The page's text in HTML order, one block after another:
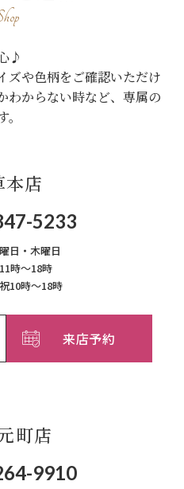
♪
ズや色柄をご確認いただけ
わからない時など、専属の
本店
5233
日・木曜日
時～18時
10時～18時
来店予約
町店
9910